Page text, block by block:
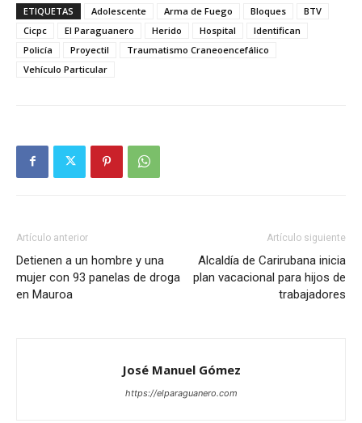
ETIQUETAS Adolescente Arma de Fuego Bloques
BTV
Cicpc
El Paraguanero Herido Hospital
Identifican
Policía
Proyectil
Traumatismo Craneoencefálico
Vehículo Particular
Artículo anterior
Detienen a un hombre y una
mujer con 93 panelas de droga
en Mauroa
Artículo siguiente
Alcaldía de Carirubana inicia
plan vacacional para hijos de
trabajadores
José Manuel Gómez
https://elparaguanero.com